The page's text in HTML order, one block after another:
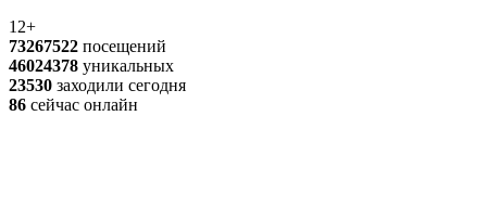
12+
73267522 посещений
46024378 уникальных
23530 заходили сегодня
86 сейчас онлайн